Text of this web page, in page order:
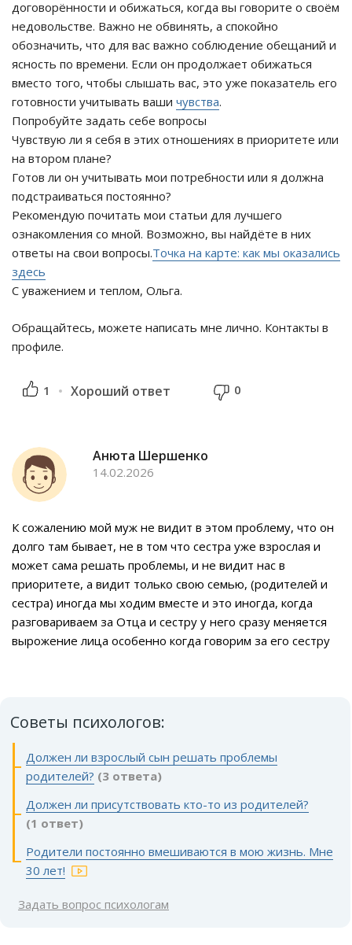
договорённости и обижаться, когда вы говорите о своём
недовольстве. Важно не обвинять, а спокойно
обозначить, что для вас важно соблюдение обещаний и
ясность по времени. Если он продолжает обижаться
вместо того, чтобы слышать вас, это уже показатель его
готовности учитывать ваши чувства.
Попробуйте задать себе вопросы
Чувствую ли я себя в этих отношениях в приоритете или
на втором плане?
Готов ли он учитывать мои потребности или я должна
подстраиваться постоянно?
Рекомендую почитать мои статьи для лучшего
ознакомления со мной. Возможно, вы найдёте в них
ответы на свои вопросы.Точка на карте: как мы оказались
здесь
С уважением и теплом, Ольга.
Обращайтесь, можете написать мне лично. Контакты в
профиле.
1 Хороший ответ 0
Анюта Шершенко
14.02.2026
К сожалению мой муж не видит в этом проблему, что он
долго там бывает, не в том что сестра уже взрослая и
может сама решать проблемы, и не видит нас в
приоритете, а видит только свою семью, (родителей и
сестра) иногда мы ходим вместе и это иногда, когда
разговариваем за Отца и сестру у него сразу меняется
вырожение лица особенно когда говорим за его сестру
Советы психологов:
Должен ли взрослый сын решать проблемы
родителей? (3 ответа)
Должен ли присутствовать кто-то из родителей?
(1 ответ)
Родители постоянно вмешиваются в мою жизнь. Мне
30 лет!
Задать вопрос психологам